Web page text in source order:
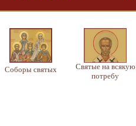
Соборы святых
Святые на всякую
потребу